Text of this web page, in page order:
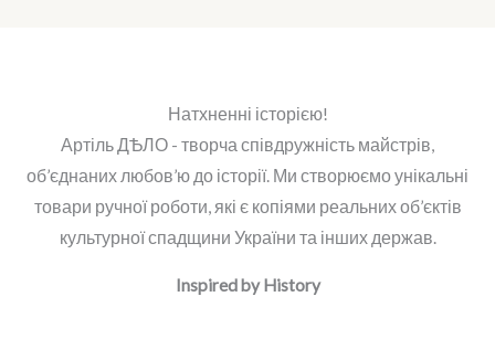
Натхненні історією!
Артіль ДѢЛО - творча співдружність майстрів,
об’єднаних любов’ю до історії. Ми створюємо унікальні
товари ручної роботи, які є копіями реальних об’єктів
культурної спадщини України та інших держав.
Inspired by History